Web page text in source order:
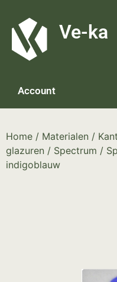
Ve-ka
Account
Home / Materialen /
glazuren / Spectrum /
indigoblauw